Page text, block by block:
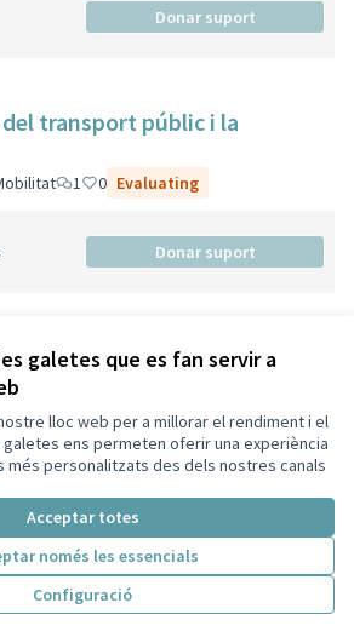
galetes que es fan servir a
lloc web per a millorar el rendiment i el
ens permeten oferir una experiència
més personalitzats des dels nostres canals
Acceptar totes
només les essencials
Configuració
Donar suport
transport públic i la
1 0 Evaluating
Donar suport
Musical
Donar suport
a la carta
Salut 1 0